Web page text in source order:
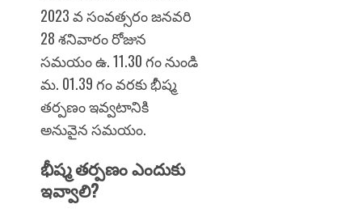
2023 వ సంవత్సరం జనవరి
28 శనివారం రోజున
సమయం ఉ. 11.30 గం నుండి
మ. 01.39 గం వరకు భీష్మ
తర్పణం ఇవ్వటానికి
అనువైన సమయం.
భీష్మ తర్పణం ఎందుకు
ఇవ్వాలి?